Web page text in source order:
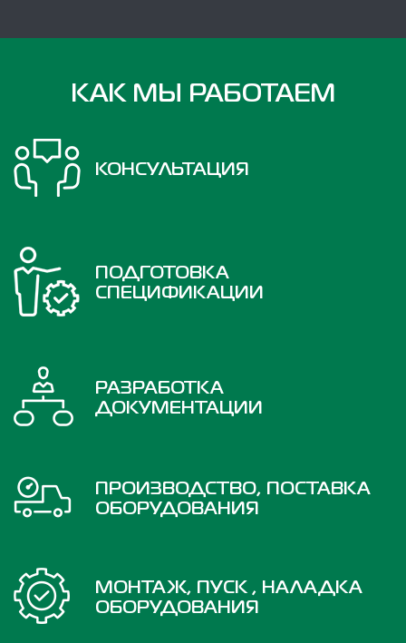
КАК МЫ РАБОТАЕМ
КОНСУЛЬТАЦИЯ
ПОДГОТОВКА
СПЕЦИФИКАЦИИ
РАЗРАБОТКА
ДОКУМЕНТАЦИИ
ПРОИЗВОДСТВО, ПОСТАВКА
ОБОРУДОВАНИЯ
МОНТАЖ, ПУСК , НАЛАДКА
ОБОРУДОВАНИЯ